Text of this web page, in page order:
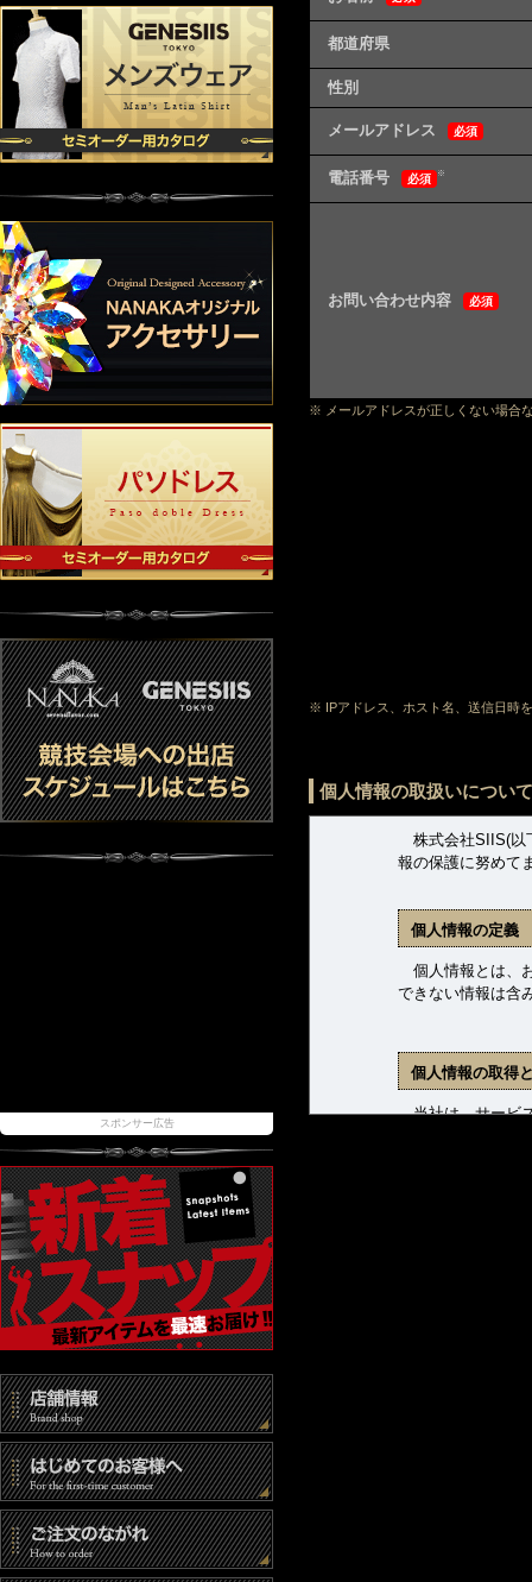
スポンサー広告
都道府県
性別
メールアドレス 必須
電話番号 必須 ※
お問い合わせ内容 必須
※ メールアドレスが正しくない場合
※ IPアドレス、ホスト名、送信日時
個人情報の取扱いについて
株式会社SIIS(以
報の保護に努めて
個人情報の定義
個人情報とは、
できない情報は含
個人情報の取得
当社は、サービス